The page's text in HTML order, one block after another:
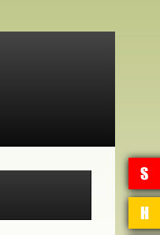
S
H